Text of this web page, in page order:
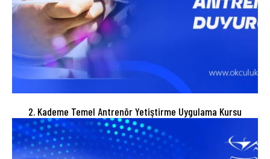
2. Kademe Temel Antrenör Yetiştirme Uygulama Kursu